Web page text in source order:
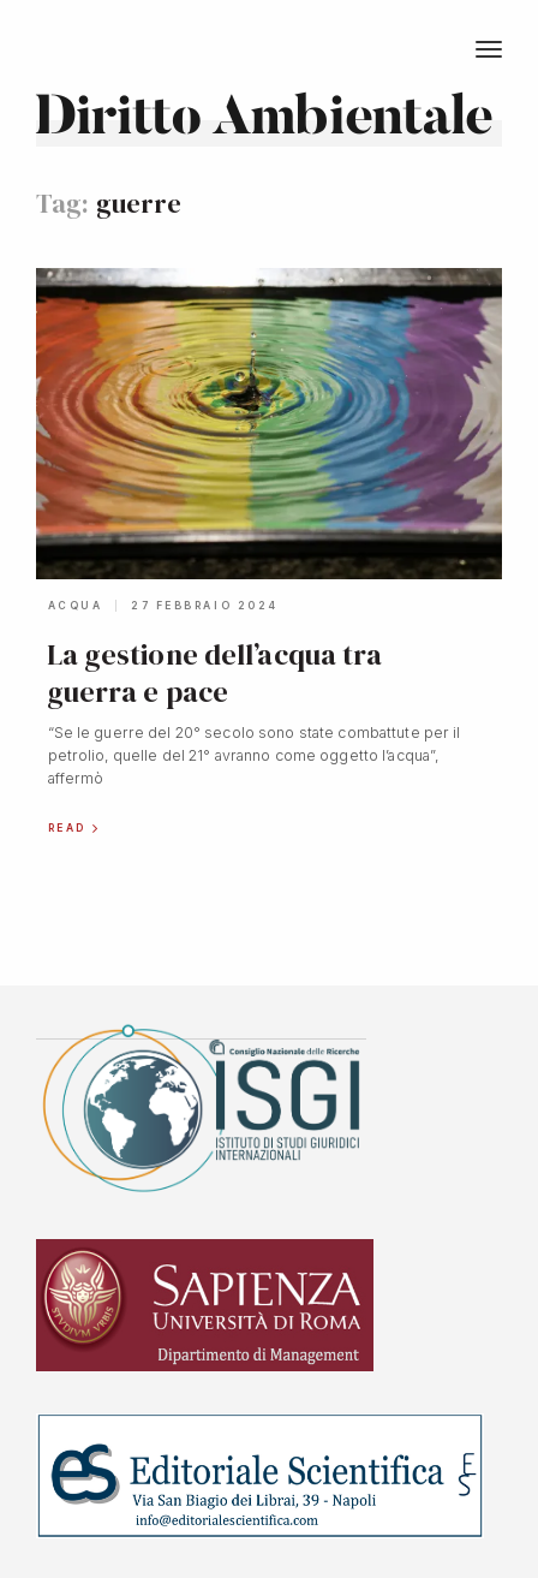
Diritto Ambientale
Tag: guerre
ACQUA 27 FEBBRAIO 2024
La gestione dell’acqua tra
guerra e pace
“Se le guerre del 20° secolo sono state combattute per il
petrolio, quelle del 21° avranno come oggetto l’acqua”,
affermò
READ